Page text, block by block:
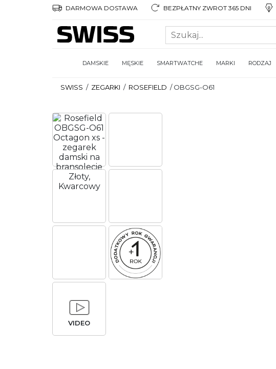
DARMOWA DOSTAWA BEZPŁATNY ZWROT 365 DNI
DAMSKIE MĘSKIE SMARTWATCHE MARKI RODZAJ
SWISS / ZEGARKI / ROSEFIELD /OBGSG-O61
VIDEO